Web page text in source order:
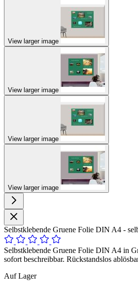
View larger image
View larger image
View larger image
View larger image
Selbstklebende Gruene Folie DIN A4 -
Selbstklebende Gruene Folie DIN A4 in
sofort beschreibbar. Rückstandslos
Auf Lager